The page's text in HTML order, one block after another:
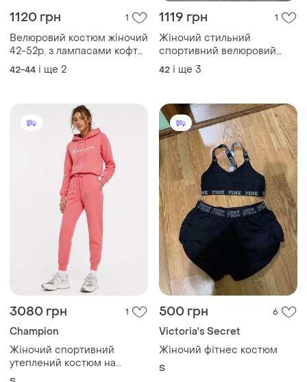
1120 грн 1
Велюровий костюм жіночий
42-52р. з лампасами кофта
на блискавці та штани
вільного крою у трендових
42-44 і ще 2
1119 грн 1
Жіночий стильний
спортивний велюровий
костюм з укороченою
кофтою та широкими
костюм, спортивний
костюм велюр
42 і ще 3
3080 грн 1
Champion
Жіночий спортивний
утеплений костюм на
манжетах champion s
500 грн 6
Victoria's Secret
Жіночий фітнес костюм
S